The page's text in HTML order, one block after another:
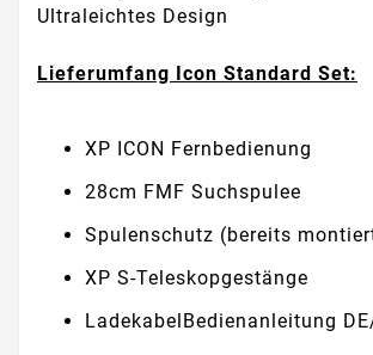
Ultraleichtes Design
Lieferumfang Icon Standard Set:
XP ICON Fernbedienung
28cm FMF Suchspulee
Spulenschutz (bereits
XP S-Teleskopgestänge
LadekabelBedienanleitung